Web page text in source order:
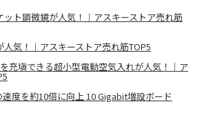
ト顕微鏡が人気！｜アスキーストア売れ筋
気！｜アスキーストア売れ筋TOP5
充塡できる超小型電動空気入れが人気！｜ア
度を約10倍に向上 10 Gigabit増設ボード